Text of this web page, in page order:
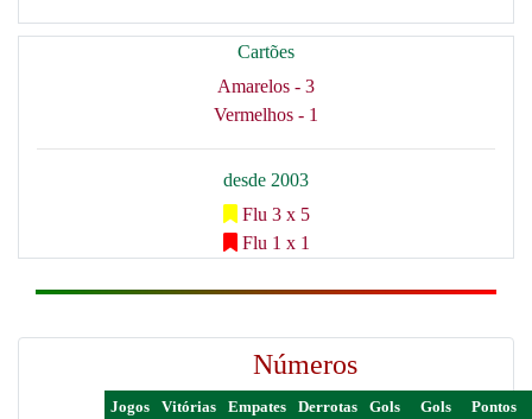
Cartões
Amarelos - 3
Vermelhos - 1
desde 2003
Flu 3 x 5
Flu 1 x 1
Números
Jogos Vitórias Empates Derrotas
Gols
Gols
Pontos